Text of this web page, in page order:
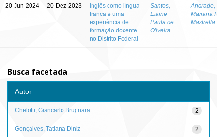
20-Jun-2024 20-Dez-2023
Inglês como língua
franca e uma
experiência de
formação docente
no Distrito Federal
Santos,
Elaine
Paula de
Oliveira
Andrade,
Mariana
Mastrella
Busca facetada
Autor
2
Chelotti, Giancarlo Brugnara
2
Gonçalves, Tatiana Diniz